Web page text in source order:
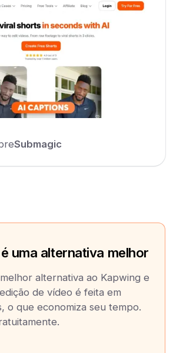
Submagic
uma alternativa melhor
alternativa ao Kapwing e
de vídeo é feita em
o que economiza seu tempo.